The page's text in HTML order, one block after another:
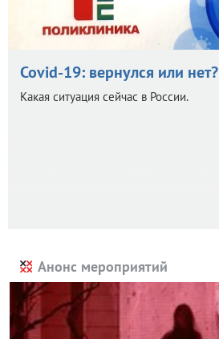
Covid-19: вернулся или нет?
Какая ситуация сейчас в России.
Анонс мероприятий